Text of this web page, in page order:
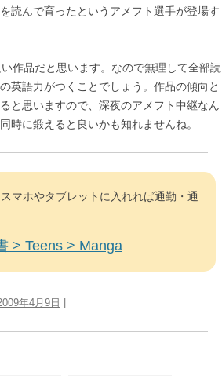
読んで育ったというアメフト選手が登場す
作品だと思います。なので無理して全部読
英語力がつくことでしょう。作品の傾向と
と思いますので、深夜のアメフト中継なん
時に鍛えると良いかも知れませんね。
マホやタブレットに入れれば通勤・通
> Teens > Manga
年4月9日